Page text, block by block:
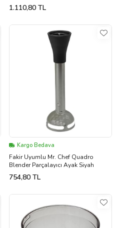
1.110,80 TL
Kargo Bedava
Fakir Uyumlu Mr. Chef Quadro
Blender Parçalayıcı Ayak Siyah
754,80 TL